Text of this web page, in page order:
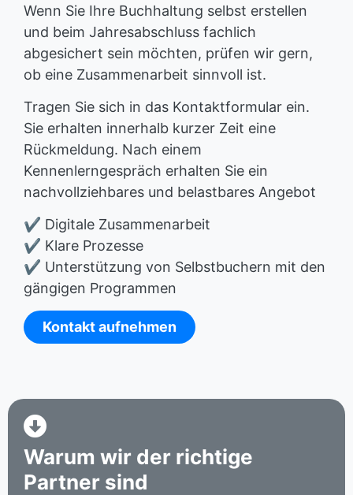
Wenn Sie Ihre Buchhaltung selbst erstellen
und beim Jahresabschluss fachlich
abgesichert sein möchten, prüfen wir gern,
ob eine Zusammenarbeit sinnvoll ist.
Tragen Sie sich in das Kontaktformular ein.
Sie erhalten innerhalb kurzer Zeit eine
Rückmeldung. Nach einem
Kennenlerngespräch erhalten Sie ein
nachvollziehbares und belastbares Angebot
✔️ Digitale Zusammenarbeit
✔️ Klare Prozesse
✔️ Unterstützung von Selbstbuchern mit den
gängigen Programmen
Kontakt aufnehmen
Warum wir der richtige
Partner sind